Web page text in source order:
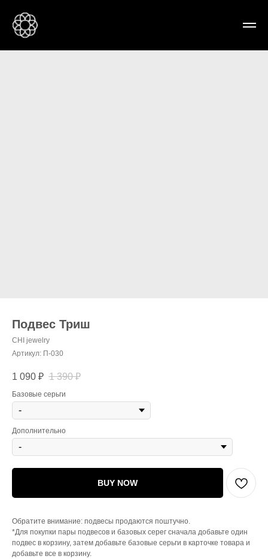
Подвес Триш
CHI jewelry
Артикул: П-030
1 090 ₽ 1 390 ₽
Базовые серьги
Дополнительно
BUY NOW
Обратите внимание: подвесы продаются поштучно.
*Для покупки пары подвесов и базовых серег сначала добавьте один
подвес в корзину, затем добавьте базовые серьги в карточке товара и
добавьте все в корзину.